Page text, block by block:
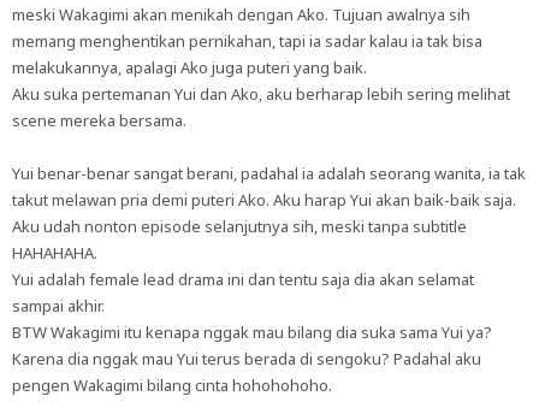
meski Wakagimi akan menikah dengan Ako. Tujuan awalnya sih
memang menghentikan pernikahan, tapi ia sadar kalau ia tak bisa
melakukannya, apalagi Ako juga puteri yang baik.
Aku suka pertemanan Yui dan Ako, aku berharap lebih sering melihat
scene mereka bersama.
Yui benar-benar sangat berani, padahal ia adalah seorang wanita, ia tak
takut melawan pria demi puteri Ako. Aku harap Yui akan baik-baik saja.
Aku udah nonton episode selanjutnya sih, meski tanpa subtitle
HAHAHAHA.
Yui adalah female lead drama ini dan tentu saja dia akan selamat
sampai akhir.
BTW Wakagimi itu kenapa nggak mau bilang dia suka sama Yui ya?
Karena dia nggak mau Yui terus berada di sengoku? Padahal aku
pengen Wakagimi bilang cinta hohohohoho.